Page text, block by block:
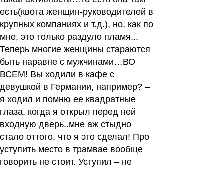
есть(квота женщин-руководителей в
крупных компаниях и т.д.), но, как по
мне, это только раздуло пламя...
Теперь многие женщины стараются
быть наравне с мужчинами…ВО
ВСЕМ! Вы ходили в кафе с
девушкой в Германии, например? –
я ходил и помню ее квадратные
глаза, когда я открыл перед ней
входную дверь..мне аж стыдно
стало оттого, что я это сделал! Про
уступить место в трамвае вообще
говорить не стоит. Уступил – не